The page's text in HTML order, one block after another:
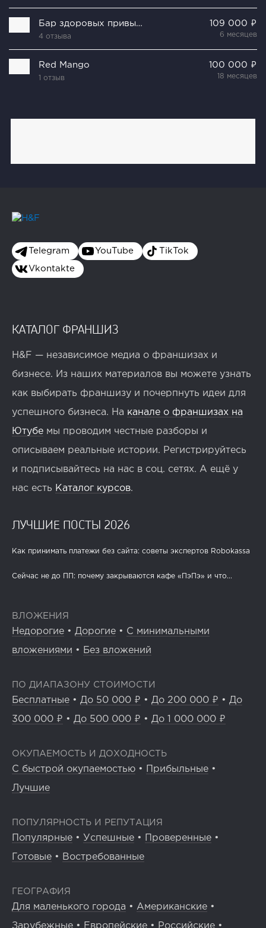
Бар здоровых привычек
4 отзыва
109 000 ₽
6 месяцев
Red Mango
1 отзыв
100 000 ₽
18 месяцев
Telegram YouTube TikTok
Vkontakte
КАТАЛОГ ФРАНШИЗ
H&F — независимое медиа о франшизах и
бизнесе. Из наших материалов вы можете узнать
как выбирать франшизу и почерпнуть идеи для
успешного бизнеса. На канале о франшизах на
Ютубе мы проводим честные разборы и
описываем реальные истории. Регистрируйтесь
и подписывайтесь на нас в соц. сетях. А ещё у
нас есть Каталог курсов.
ЛУЧШИЕ ПОСТЫ 2026
Как принимать платежи без сайта: советы экспертов Robokassa
Сейчас не до ПП: почему закрываются кафе «ПэПэ» и что...
ВЛОЖЕНИЯ
Недорогие • Дорогие • С минимальными
вложениями • Без вложений
ПО ДИАПАЗОНУ СТОИМОСТИ
Бесплатные • До 50 000 ₽ • До 200 000 ₽ • До
300 000 ₽ • До 500 000 ₽ • До 1 000 000 ₽
ОКУПАЕМОСТЬ И ДОХОДНОСТЬ
С быстрой окупаемостью • Прибыльные •
Лучшие
ПОПУЛЯРНОСТЬ И РЕПУТАЦИЯ
Популярные • Успешные • Проверенные •
Готовые • Востребованные
ГЕОГРАФИЯ
Для маленького города • Американские •
Зарубежные • Европейские • Российские •